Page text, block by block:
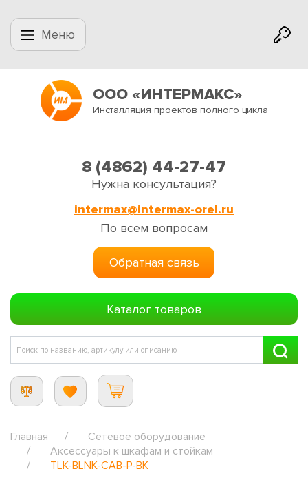
Меню
ООО «ИНТЕРМАКС»
Инсталляция проектов полного цикла
8 (4862) 44-27-47
Нужна консультация?
intermax@intermax-orel.ru
По всем вопросам
Обратная связь
Каталог товаров
Главная
Сетевое оборудование
Аксессуары к шкафам и стойкам
TLK-BLNK-CAB-P-BK